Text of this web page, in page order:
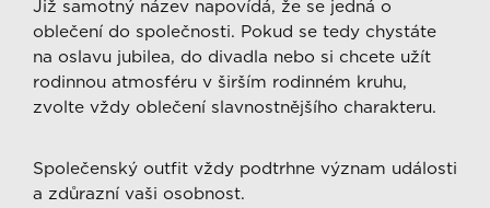
Již samotný název napovídá, že se jedná o
oblečení do společnosti. Pokud se tedy chystáte
na oslavu jubilea, do divadla nebo si chcete užít
rodinnou atmosféru v širším rodinném kruhu,
zvolte vždy oblečení slavnostnějšího charakteru.
Společenský outfit vždy podtrhne význam události
a zdůrazní vaši osobnost.